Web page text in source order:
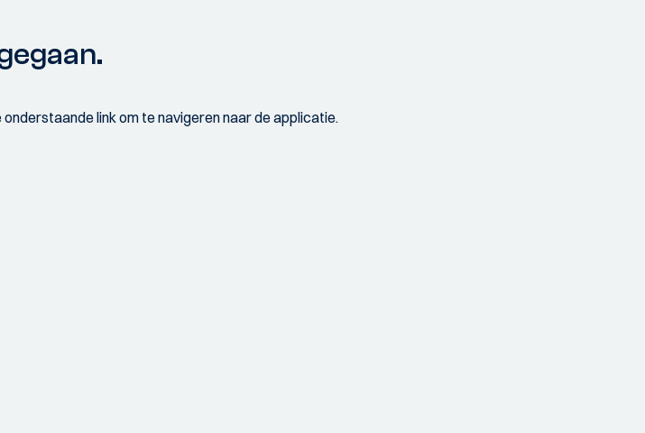
link om te navigeren naar de applicatie.